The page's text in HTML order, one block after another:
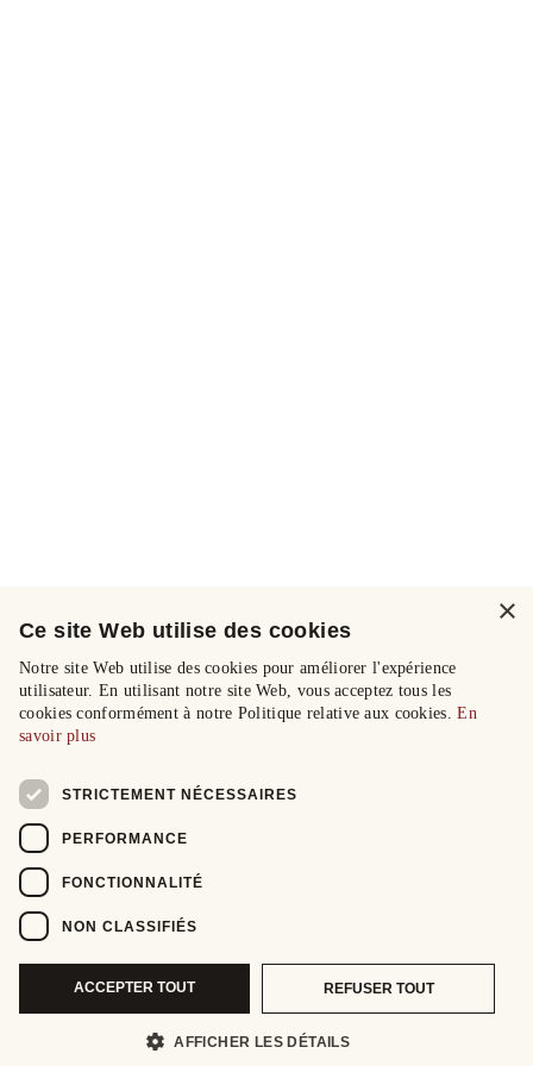
×
Ce site Web utilise des cookies
Notre site Web utilise des cookies pour améliorer l'expérience
utilisateur. En utilisant notre site Web, vous acceptez tous les
cookies conformément à notre Politique relative aux cookies.En
savoir plus
STRICTEMENT NÉCESSAIRES
PERFORMANCE
FONCTIONNALITÉ
NON CLASSIFIÉS
ACCEPTER TOUT REFUSER TOUT
AFFICHER LES DÉTAILS